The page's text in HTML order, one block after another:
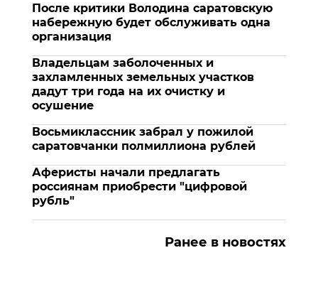
После критики Володина саратовскую
набережную будет обслуживать одна
организация
Владельцам заболоченных и
захламленных земельных участков
дадут три года на их очистку и
осушение
Восьмиклассник забрал у пожилой
саратовчанки полмиллиона рублей
Аферисты начали предлагать
россиянам приобрести "цифровой
рубль"
Ранее в новостях